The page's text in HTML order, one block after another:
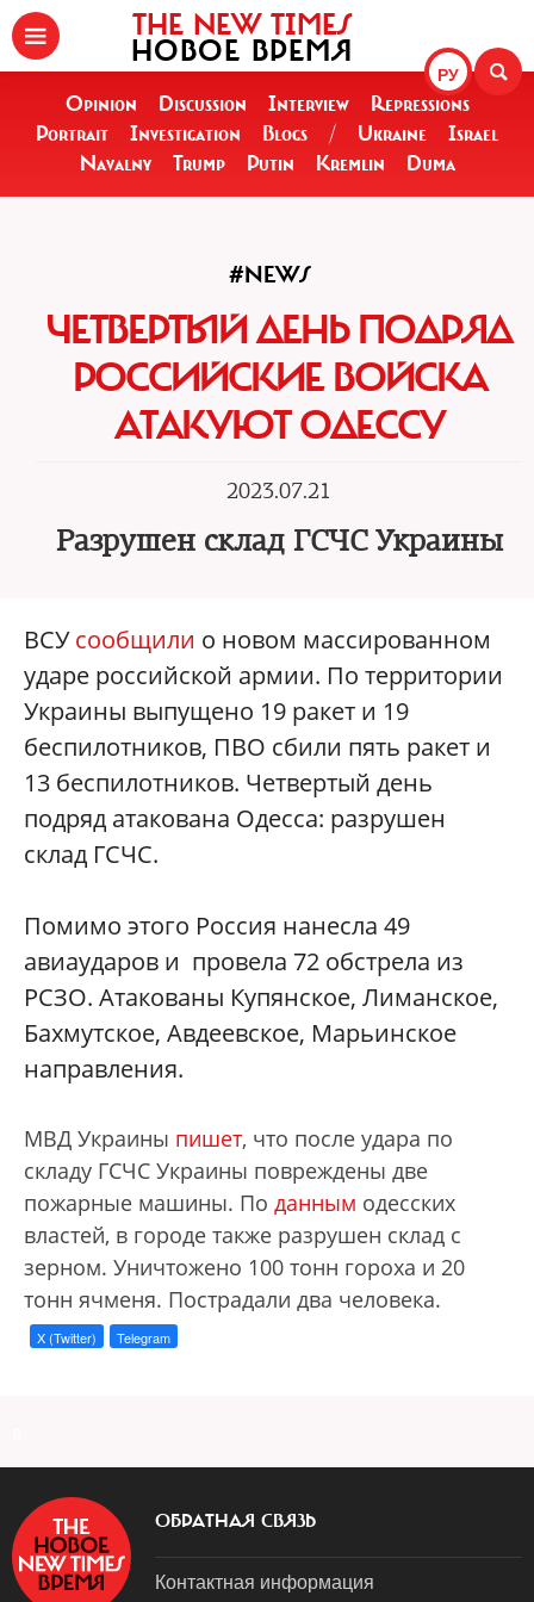
РУ
THE NEW TIMES
НОВОЕ ВРЕМЯ
Opinion Discussion Interview
Repressions
Portrait
Investigation Blogs / Ukraine
Israel
Navalny
Trump Putin Kremlin Duma
#NEWS
ЧЕТВЕРТЫЙ ДЕНЬ ПОДРЯД
РОССИЙСКИЕ ВОЙСКА
АТАКУЮТ ОДЕССУ
2023.07.21
Разрушен склад ГСЧС Украины
ВСУсообщили о новом массированном
ударе российской армии. По территории
Украины выпущено 19 ракет и 19
беспилотников, ПВО сбили пять ракет и
13 беспилотников. Четвертый день
подряд атакована Одесса: разрушен
склад ГСЧС.
Помимо этого Россия нанесла 49
авиаударов и провела 72 обстрела из
РСЗО. Атакованы Купянское, Лиманское,
Бахмутское, Авдеевское, Марьинское
направления.
МВД Украины пишет, что после удара по
складу ГСЧС Украины повреждены две
пожарные машины. По данным одесских
властей, в городе также разрушен склад с
зерном. Уничтожено 100 тонн гороха и 20
тонн ячменя. Пострадали два человека.
X (Twitter) Telegram
ОБРАТНАЯ СВЯЗЬ
Контактная информация